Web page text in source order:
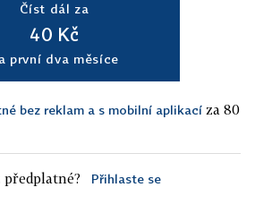
Číst dál za
40 Kč
první dva měsíce
bez reklam a s mobilní aplikací za 80
předplatné? Přihlaste se